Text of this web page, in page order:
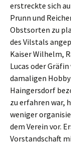
erstreckte sich
Prunn und
Obstsorten zu
des Vilstals
Kaiser Wilhelm,
Lucas oder
damaligen
Haingersdorf
zu erfahren war,
weniger
dem Verein vor.
Vorstandschaft